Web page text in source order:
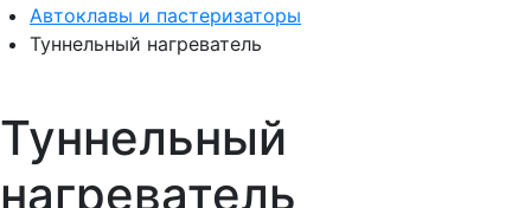
Автоклавы и пастеризаторы
Туннельный нагреватель
Туннельный
нагреватель